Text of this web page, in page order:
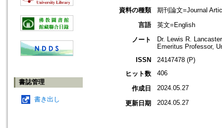
書誌管理
書き出し
資料の種類
期刊論文=Journal
言語
英文=English
ノート
Dr. Lewis R. Lancaster
Emeritus Professor,
ISSN
24147478 (P)
ヒット数
406
作成日 2024.05.27
更新日期 2024.05.27